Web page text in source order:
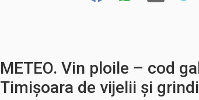
METEO. Vin ploile – cod
Timișoara de vijelii şi